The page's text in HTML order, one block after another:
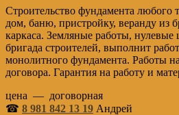
Строительство фундамента любого
дом, баню, пристройку, веранду из
каркаса. Земляные работы,
бригада строителей, выполнит
монолитного фундамента. Работы
договора. Гарантия на работу и
цена — договорная
☎ 8 981 842 13 19 Андрей